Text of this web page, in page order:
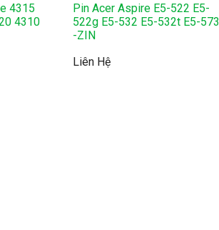
4315
4310
Pin Acer Aspire E5-522 E5-
522g E5-532 E5-532t E5-573
-ZIN
Liên Hệ